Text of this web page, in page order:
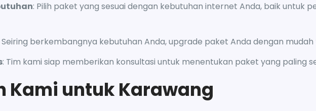
: Pilih paket yang sesuai dengan kebutuhan internet Anda, baik untuk
Seiring berkembangnya kebutuhan Anda, upgrade paket Anda dengan
: Tim kami siap memberikan konsultasi untuk menentukan paket yang paling
Kami untuk Karawang